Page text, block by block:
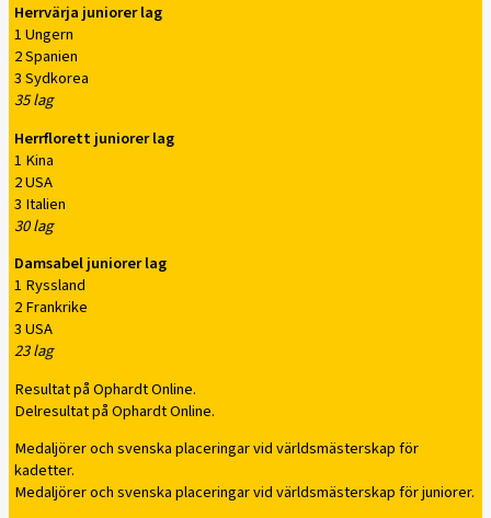
Herrvärja juniorer lag
1 Ungern
2 Spanien
3 Sydkorea
35 lag
Herrflorett juniorer lag
1 Kina
2 USA
3 Italien
30 lag
Damsabel juniorer lag
1 Ryssland
2 Frankrike
3 USA
23 lag
Resultat på Ophardt Online.
Delresultat på Ophardt Online.
Medaljörer och svenska placeringar vid världsmästerskap för
kadetter.
Medaljörer och svenska placeringar vid världsmästerskap för juniorer.